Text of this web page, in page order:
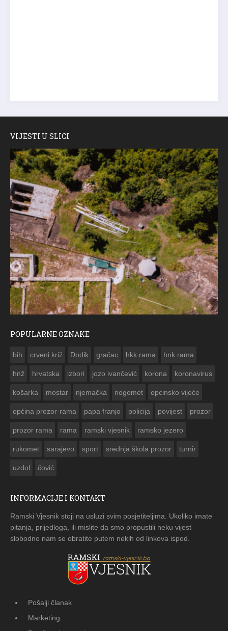
VIJESTI U SLICI
POPULARNE OZNAKE
bih crveni križ Dodik gračac hkk rama hnk rama
hnž hrvatska izbori jozo ivančević korona koronavirus
košarka mostar njemačka nogomet opcinsko vijeće
općina prozor-rama papa franjo policija povijest prozor
prozor rama rama ramski vjesnik ramsko jezero
rukomet sarajevo sport srednja škola prozor turnir
uzdol čović
INFORMACIJE I KONTAKT
Ramski Vjesnik stoji na usluzi svim posjetiteljima. Ukoliko imate
pitanja, prijedloga, ili mislite da smo propustili neku vijest -
slobodno nam se obratite putem nekih od linkova ispod.
Pošalji članak
Marketing